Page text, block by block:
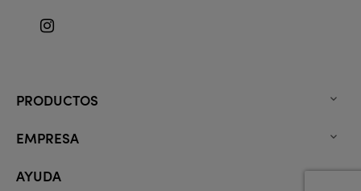
Instagram
PRODUCTOS 
EMPRESA 
AYUDA 